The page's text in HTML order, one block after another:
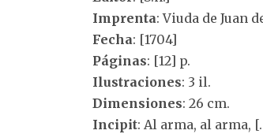
Imprenta: Viuda de Juan
Fecha: [1704]
Páginas: [12] p.
Ilustraciones: 3 il.
Dimensiones: 26 cm.
Incipit: Al arma, al arma,